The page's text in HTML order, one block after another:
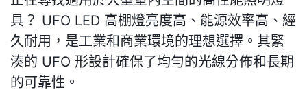
具？ UFO LED 高棚燈亮度高、能源效率高、經
久耐用，是工業和商業環境的理想選擇。其緊
湊的 UFO 形設計確保了均勻的光線分佈和長期
的可靠性。